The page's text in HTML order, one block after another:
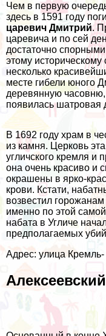
Чем в первую
здесь в 1591 году
царевич Дмитрий.
царевича и по сей
достаточно
этому
несколько
месте гибели юного
деревянную
появилась шатровая
В 1692 году храм в
из камня. Церковь
угличского кремля и
она очень красиво и
окрашены в ярко-
крови. Кстати,
возвестил
именно по этой
набата в Угличе
предполагаемых
Адрес: улица Кремль-